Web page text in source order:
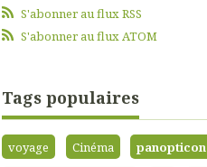
S'abonner au flux RSS
S'abonner au flux ATOM
Tags populaires
voyage Cinéma panopticon